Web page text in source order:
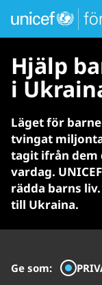
Hjälp
i
Läget för
tvingat
tagit ifrån dem
vardag.
rädda barns
till Ukraina.
Ge som: